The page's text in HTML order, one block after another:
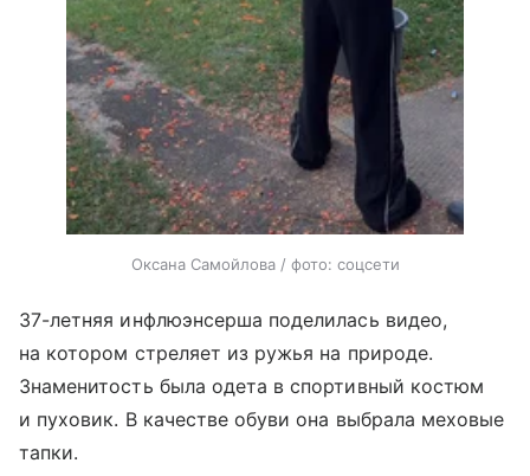
Оксана Самойлова / фото: соцсети
37-летняя инфлюэнсерша поделилась видео,
на котором стреляет из ружья на природе.
Знаменитость была одета в спортивный костюм
и пуховик. В качестве обуви она выбрала меховые
тапки.